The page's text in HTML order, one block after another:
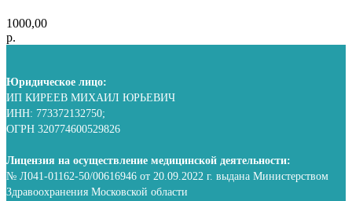
1000,00
р.
Юридическое лицо:
ИП КИРЕЕВ МИХАИЛ ЮРЬЕВИЧ
ИНН: 773372132750;
ОГРН 320774600529826
Лицензия на осуществление медицинской деятельности:
№ Л041-01162-50/00616946 от 20.09.2022 г. выдана Министерством
Здравоохранения Московской области